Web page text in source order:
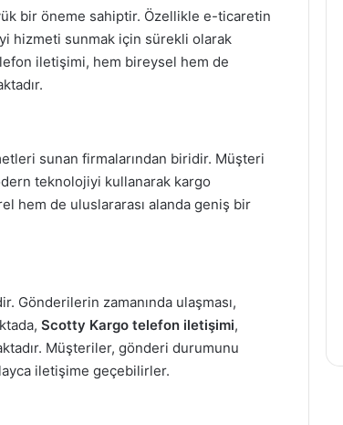
bir öneme sahiptir. Özellikle e-ticaretin
hizmeti sunmak için sürekli olarak
iletişimi, hem bireysel hem de
sunan firmalarından biridir. Müşteri
teknolojiyi kullanarak kargo
hem de uluslararası alanda geniş bir
Gönderilerin zamanında ulaşması,
Scotty Kargo telefon iletişimi,
Müşteriler, gönderi durumunu
iletişime geçebilirler.